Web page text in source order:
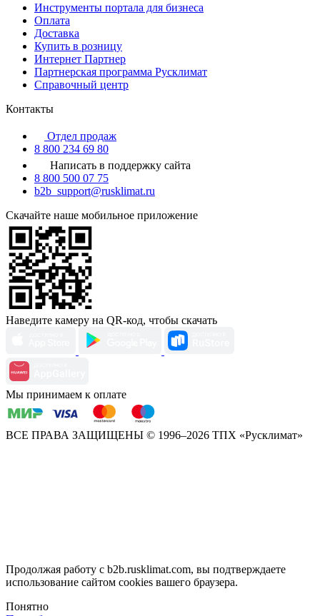
Инструменты портала для бизнеса
Оплата
Доставка
Купить в розницу
Интернет Партнер
Партнерская программа Русклимат
Справочный центр
Контакты
Отдел продаж
8 800 234 69 80
Написать в поддержку сайта
8 800 500 07 75
b2b_support@rusklimat.ru
Скачайте наше мобильное приложение
Наведите камеру на QR-код, чтобы скачать
Мы принимаем к оплате
ВСЕ ПРАВА ЗАЩИЩЕНЫ © 1996–2026 ТПХ «Русклимат»
Продолжая работу с b2b.rusklimat.com, вы подтверждаете
использование сайтом cookies вашего браузера.
Понятно